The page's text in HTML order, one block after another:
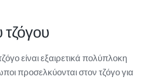
είναι εξαιρετικά πολύπλοκη
προσελκύονται στον τζόγο για